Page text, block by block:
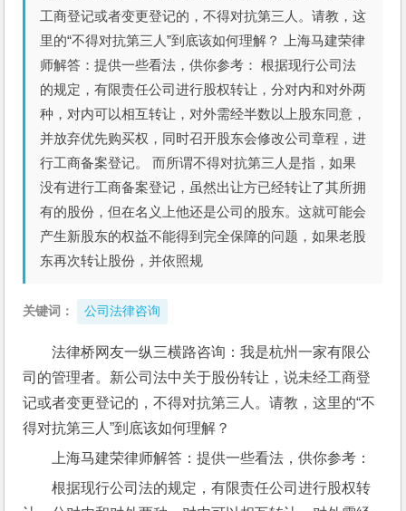
工商登记或者变更登记的，不得对抗第三人。请教，这
里的“不得对抗第三人”到底该如何理解？ 上海马建荣律
师解答：提供一些看法，供你参考： 根据现行公司法
的规定，有限责任公司进行股权转让，分对内和对外两
种，对内可以相互转让，对外需经半数以上股东同意，
并放弃优先购买权，同时召开股东会修改公司章程，进
行工商备案登记。 而所谓不得对抗第三人是指，如果
没有进行工商备案登记，虽然出让方已经转让了其所拥
有的股份，但在名义上他还是公司的股东。这就可能会
产生新股东的权益不能得到完全保障的问题，如果老股
东再次转让股份，并依照规
关键词： 公司法律咨询
法律桥网友一纵三横路咨询：我是杭州一家有限公
司的管理者。新公司法中关于股份转让，说未经工商登
记或者变更登记的，不得对抗第三人。请教，这里的“不
得对抗第三人”到底该如何理解？
上海马建荣律师解答：提供一些看法，供你参考：
根据现行公司法的规定，有限责任公司进行股权转